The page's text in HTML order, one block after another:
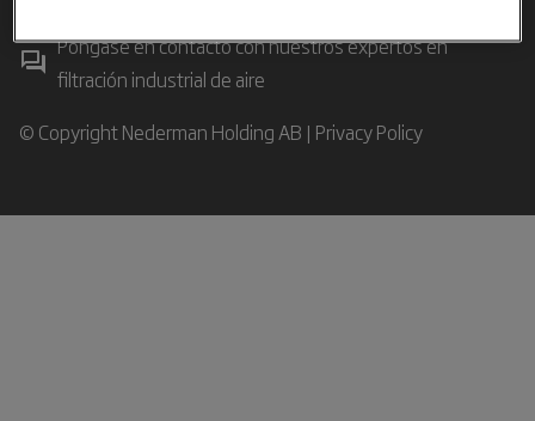
Póngase en contacto con nuestros expertos en
filtración industrial de aire
© Copyright Nederman Holding AB | Privacy Policy